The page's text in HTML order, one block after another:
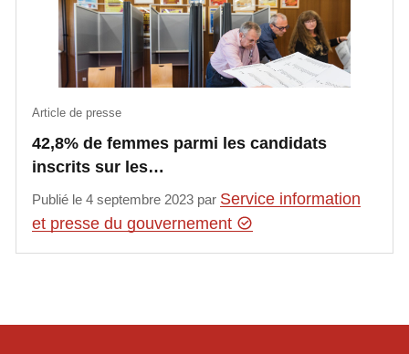
42,8% de femmes parmi les candidats
inscrits sur les…
Article de presse
Publié le 4 septembre 2023 par Service information
et presse du gouvernement